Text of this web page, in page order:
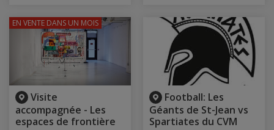
Visite
accompagnée - Les
espaces de frontière
EN VENTE DANS UN MOIS
Football: Les
Géants de St-Jean vs
Spartiates du CVM